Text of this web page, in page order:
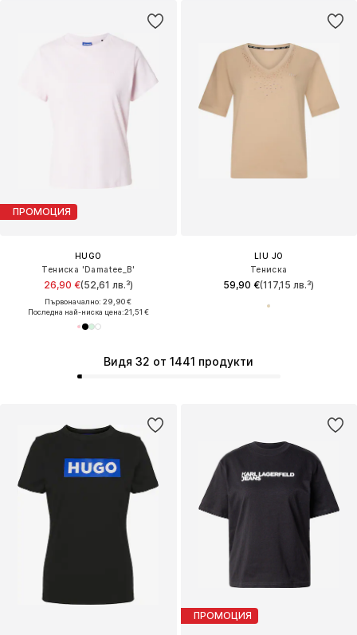
ПРОМОЦИЯ
HUGO
Тениска 'Damatee_B'
26,90 €(52,61 лв.³)
Първоначално: 29,90 €
Последна най-ниска цена:21,51 €
LIU JO
Тениска
59,90 €(117,15 лв.³)
Видя 32 от 1441 продукти
ПРОМОЦИЯ